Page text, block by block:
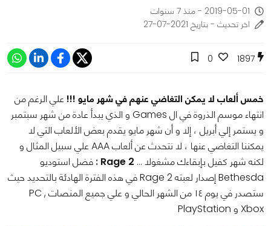
2019-05-01 - منذ 7 سنوات
اخر تحديث - بتاريخ 2021-07-27
1897
0
خمس ألعاب لا يمكن التغاضي عنهم في شهر مايو !!! علي الرغم من
انتهاء موسم الذروة في ال Games و الذي يبدأ عادة من شهر سبتمبر
و يستمر إلي أبريل ، إلا و أن شهر مايو يقدم بعض الألعاب التي لا
يمكننا التغاضي عنها ، لا نتحدث عن ألعاب AAA علي سبيل المثال و
لكنه شهر كفيل بإبقاءك مشغولا ... Rage 2
: فضل استوديو
Bethesda إصدار لعبته Rage 2 في هذه الفترة الهادئة بالتحديد حيث
ستصدر في يوم ١٤ من الشهر الحالي و علي جميع المنصات PC ,
Xbox و PlayStation